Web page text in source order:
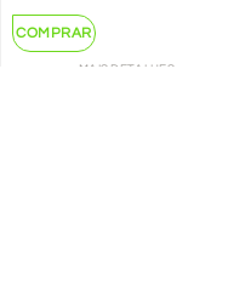
COMPRAR
MAIS DETALHES